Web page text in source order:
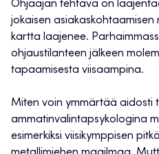
Ohjaajan tehtävä on
jokaisen
kartta laajenee.
ohjaustilanteen jälkeen
tapaamisesta viisaampina.
Miten voin ymmärtää aidosti
ammatinvalintapsykologina
esimerkiksi viisikymppisen